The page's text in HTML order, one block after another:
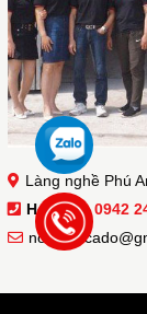
Làng nghề Phú
Hotline :0942